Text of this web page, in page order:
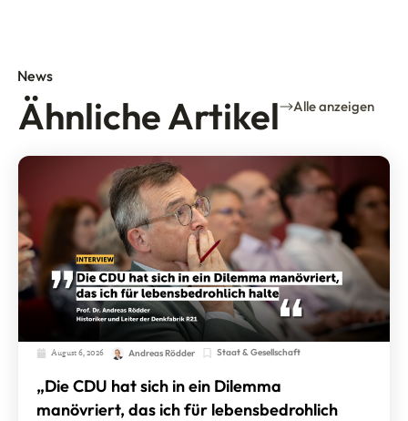
News
Ähnliche Artikel Alle anzeigen
August 6, 2026 Andreas Rödder Staat & Gesellschaft
„Die CDU hat sich in ein Dilemma
manövriert, das ich für lebensbedrohlich